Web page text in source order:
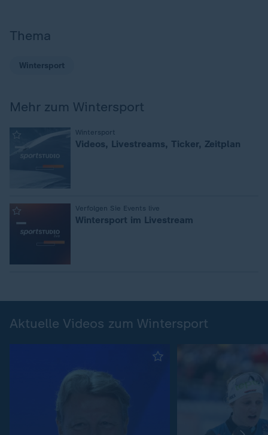
Thema
Wintersport
Mehr zum Wintersport
Wintersport
Videos, Livestreams, Ticker, Zeitplan
Verfolgen Sie Events live
Wintersport im Livestream
Aktuelle Videos zum Wintersport